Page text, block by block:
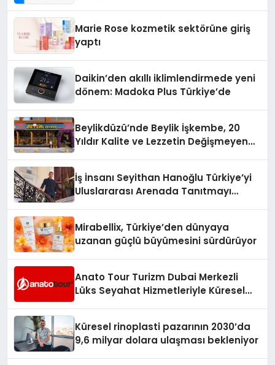
Marie Rose kozmetik sektörüne giriş
yaptı
Daikin’den akıllı iklimlendirmede yeni
dönem: Madoka Plus Türkiye’de
Beylikdüzü’nde Beylik İşkembe, 20
Yıldır Kalite ve Lezzetin Değişmeyen
İş İnsanı Seyithan Hanoğlu Türkiye’yi
Uluslararası Arenada Tanıtmayı
Mirabellix, Türkiye’den dünyaya
uzanan güçlü büyümesini sürdürüyor
Anato Tour Turizm Dubai Merkezli
Lüks Seyahat Hizmetleriyle Küresel
Küresel rinoplasti pazarının 2030’da
9,6 milyar dolara ulaşması bekleniyor